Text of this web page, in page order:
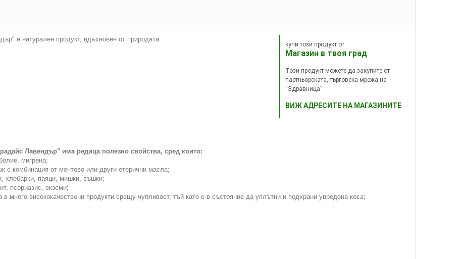
купи този продукт от
Магазин в твоя град
Този продукт можете да закупите от
партньорската, търговска мрежа на
“Здравница”
ВИЖ АДРЕСИТЕ НА МАГАЗИНИТЕ
е натурален продукт, вдъхновен от природата.
Лавендър" има редица полезно свойства, сред които:
мигрена;
с комбинация от ментово или други етерични масла;
хлебарки, паяци, мишки, въшки;
псориазис, екземи;
много висококачествени продукти срещу чупливост, тъй като е в състояние да уплътни и подхрани увредена коса;